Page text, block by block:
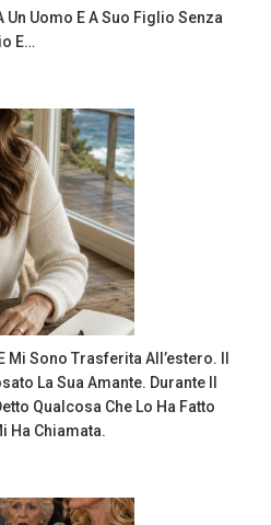
Uomo E A Suo Figlio Senza
E…
Sono Trasferita All’estero. Il
La Sua Amante. Durante Il
Qualcosa Che Lo Ha Fatto
Ha Chiamata.